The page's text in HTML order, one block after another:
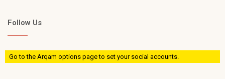
Follow Us
Go to the Arqam options page to set your social accounts.